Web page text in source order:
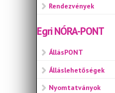
Rendezvények
Egri NÓRA-PONT
ÁllásPONT
Álláslehetőségek
Nyomtatványok